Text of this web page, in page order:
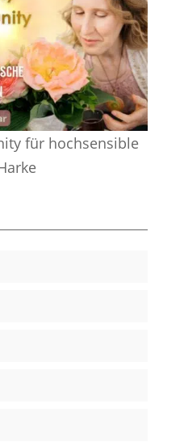
für hochsensible